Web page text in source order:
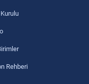
Rehberi